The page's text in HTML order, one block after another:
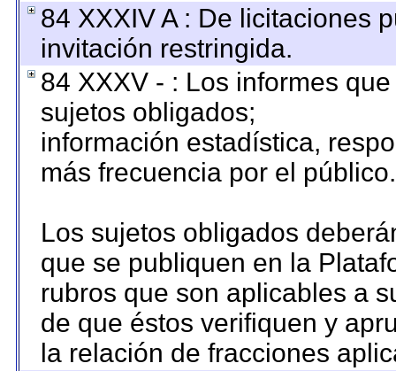
84 XXXIV A : De licitaciones
invitación restringida.
84 XXXV - : Los informes
sujetos obligados;
información estadística,
más frecuencia por el público.
Los sujetos obligados
que se publiquen en la
rubros que son aplicables a
de que éstos verifiquen y
la relación de fracciones